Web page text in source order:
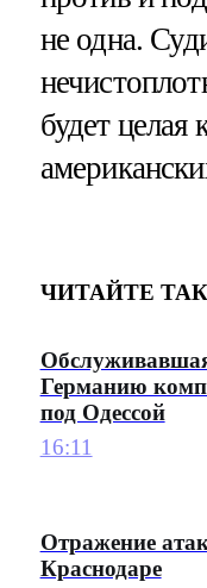
не одна.
будет целая
ЧИТАЙТЕ
Германию
под Одессой
16:11
Отражение
Краснодаре